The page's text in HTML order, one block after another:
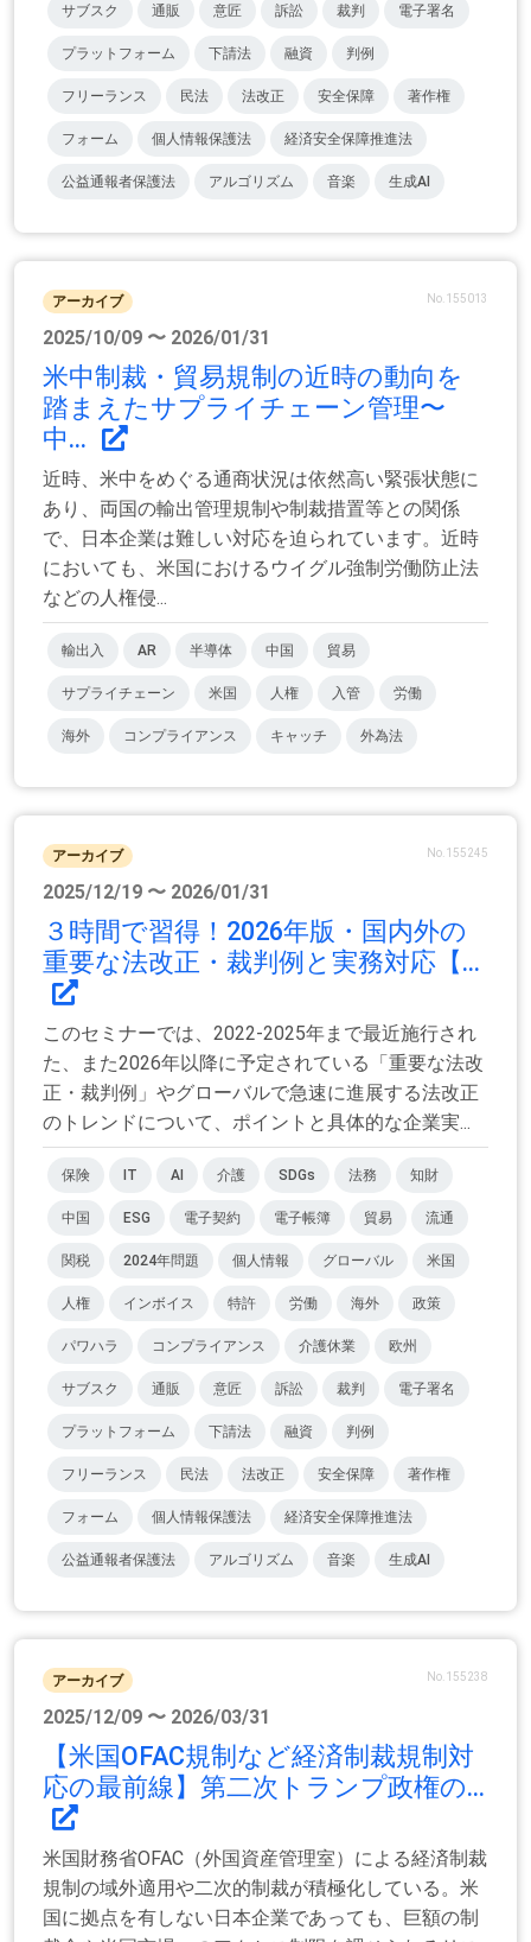
サブスク 通販 意匠 訴訟 裁判 電子署名
プラットフォーム 下請法 融資 判例
フリーランス 民法 法改正 安全保障 著作権
フォーム 個人情報保護法 経済安全保障推進法
公益通報者保護法 アルゴリズム 音楽 生成AI
アーカイブ No.155013
2025/10/09 〜 2026/01/31
米中制裁・貿易規制の近時の動向を
踏まえたサプライチェーン管理〜
中...
近時、米中をめぐる通商状況は依然高い緊張状態に
あり、両国の輸出管理規制や制裁措置等との関係
で、日本企業は難しい対応を迫られています。近時
においても、米国におけるウイグル強制労働防止法
などの人権侵...
輸出入 AR 半導体 中国 貿易
サプライチェーン 米国 人権 入管 労働
海外 コンプライアンス キャッチ 外為法
アーカイブ No.155245
2025/12/19 〜 2026/01/31
３時間で習得！2026年版・国内外の
重要な法改正・裁判例と実務対応【...
このセミナーでは、2022-2025年まで最近施行され
た、また2026年以降に予定されている「重要な法改
正・裁判例」やグローバルで急速に進展する法改正
のトレンドについて、ポイントと具体的な企業実...
保険 IT AI 介護 SDGs 法務 知財
中国 ESG 電子契約 電子帳簿 貿易 流通
関税 2024年問題 個人情報 グローバル 米国
人権 インボイス 特許 労働 海外 政策
パワハラ コンプライアンス 介護休業 欧州
サブスク 通販 意匠 訴訟 裁判 電子署名
プラットフォーム 下請法 融資 判例
フリーランス 民法 法改正 安全保障 著作権
フォーム 個人情報保護法 経済安全保障推進法
公益通報者保護法 アルゴリズム 音楽 生成AI
アーカイブ No.155238
2025/12/09 〜 2026/03/31
【米国OFAC規制など経済制裁規制対
応の最前線】第二次トランプ政権の...
米国財務省OFAC（外国資産管理室）による経済制裁
規制の域外適用や二次的制裁が積極化している。米
国に拠点を有しない日本企業であっても、巨額の制